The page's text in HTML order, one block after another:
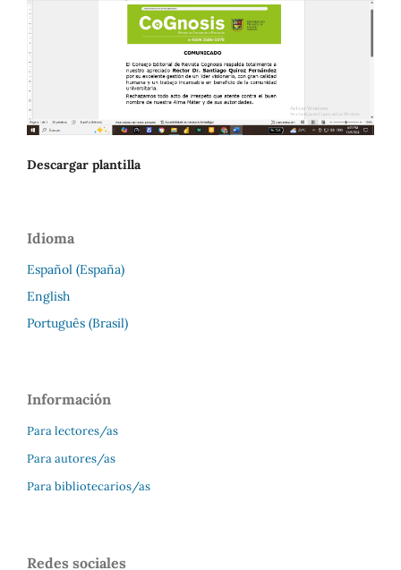
Descargar plantilla
Idioma
Español (España)
English
Português (Brasil)
Información
Para lectores/as
Para autores/as
Para bibliotecarios/as
Redes sociales